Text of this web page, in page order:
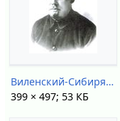
Виленский-Сибиряков ВД.jpg
399 × 497; 53 КБ